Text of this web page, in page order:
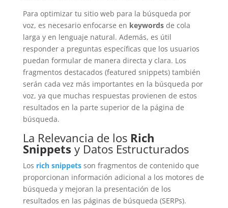
Para optimizar tu sitio web para la búsqueda por
voz, es necesario enfocarse en keywordsde cola
larga y en lenguaje natural. Además, es útil
responder a preguntas específicas que los usuarios
puedan formular de manera directa y clara. Los
fragmentos destacados (featured snippets) también
serán cada vez más importantes en la búsqueda por
voz, ya que muchas respuestas provienen de estos
resultados en la parte superior de la página de
búsqueda.
La Relevancia de los Rich
Snippets y Datos Estructurados
Los rich snippetsson fragmentos de contenido que
proporcionan información adicional a los motores de
búsqueda y mejoran la presentación de los
resultados en las páginas de búsqueda (SERPs).